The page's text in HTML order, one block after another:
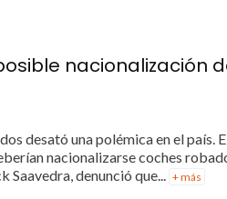
nacionalización
desató una polémica en el país.
nacionalizarse coches
denunció que... + más